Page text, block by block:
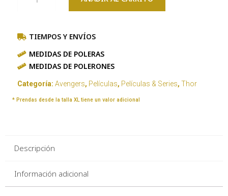
TIEMPOS Y ENVÍOS
MEDIDAS DE POLERAS
MEDIDAS DE POLERONES
Categoría: Avengers, Películas, Películas & Series, Thor
* Prendas desde la talla XL tiene un valor adicional
Descripción
Información adicional